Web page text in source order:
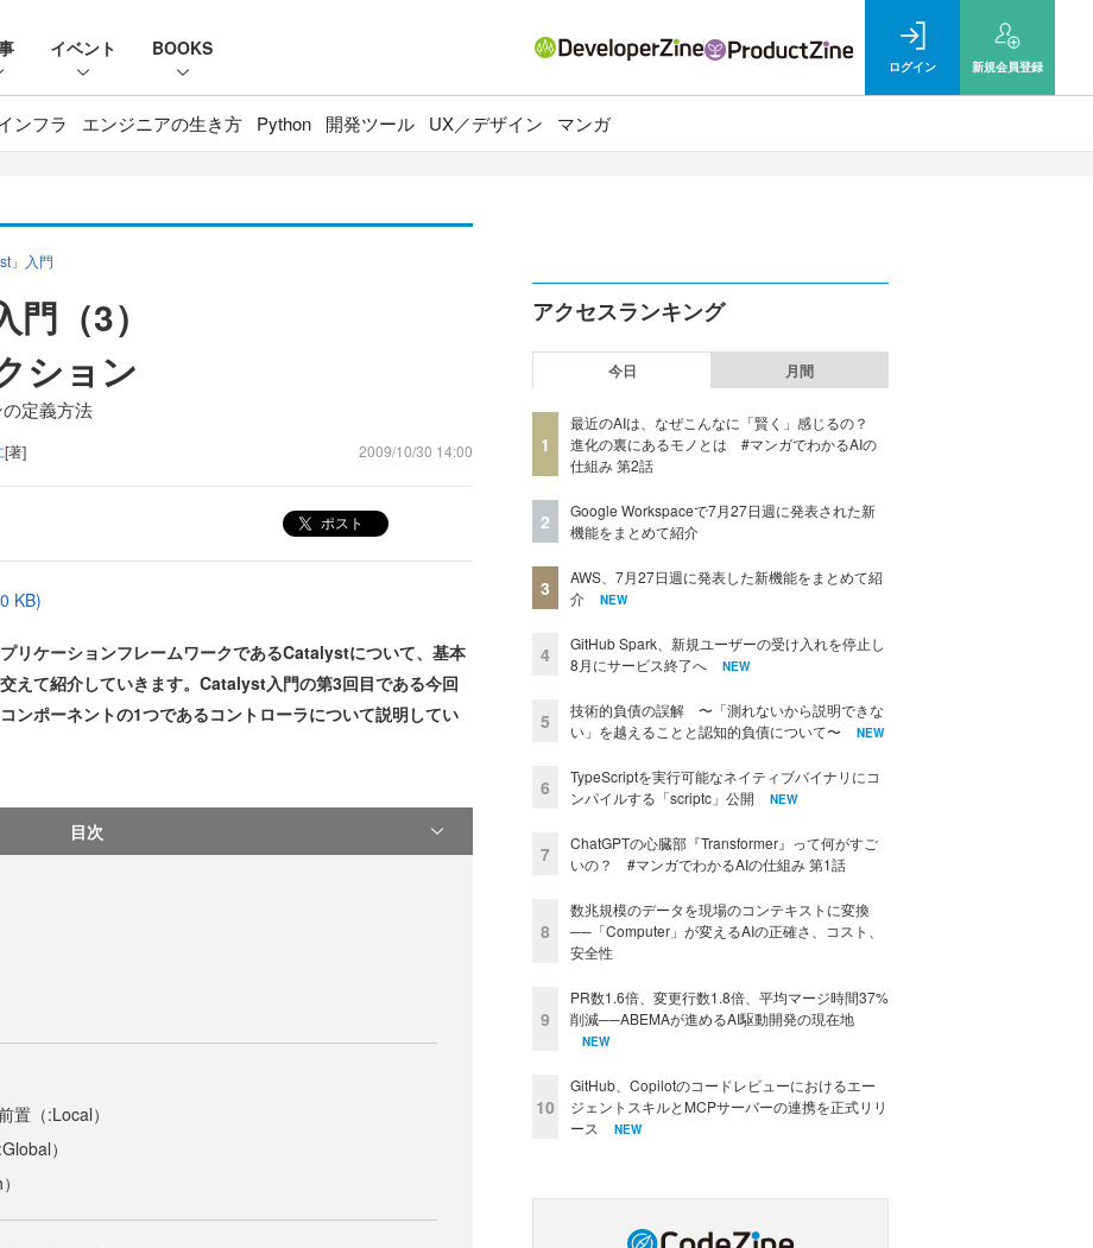
イベント BOOKS
ログイン 新規会員登録
ンフラ エンジニアの生き方 Python 開発ツール UX／デザイン マンガ
」入門
（3）
ション
定義方法
[著] 2009/10/30 14:00
ポスト
KB)
リケーションフレームワークであるCatalystについて、基本
えて紹介していきます。Catalyst入門の第3回目である今回
ンポーネントの1つであるコントローラについて説明してい
目次
置（:Local）
）
アクセスランキング
今日 月間
1
最近のAIは、なぜこんなに「賢く」感じるの？
進化の裏にあるモノとは #マンガでわかるAIの
仕組み 第2話
2
Google Workspaceで7月27日週に発表された新
機能をまとめて紹介
3
AWS、7月27日週に発表した新機能をまとめて紹
介
NEW
4
GitHub Spark、新規ユーザーの受け入れを停止し
8月にサービス終了へ
NEW
5
技術的負債の誤解 〜「測れないから説明できな
い」を越えることと認知的負債について〜
NEW
6
TypeScriptを実行可能なネイティブバイナリにコ
ンパイルする「scriptc」公開
NEW
7
ChatGPTの心臓部『Transformer』って何がすご
いの？ #マンガでわかるAIの仕組み 第1話
8
数兆規模のデータを現場のコンテキストに変換
──「Computer」が変えるAIの正確さ、コスト、
安全性
9
PR数1.6倍、変更行数1.8倍、平均マージ時間37%
削減──ABEMAが進めるAI駆動開発の現在地
NEW
10
GitHub、Copilotのコードレビューにおけるエー
ジェントスキルとMCPサーバーの連携を正式リリ
ース
NEW